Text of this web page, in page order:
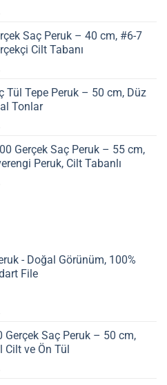
Saç Peruk – 40 cm, #6-7
Cilt Tabanı
Tül Tepe Peruk – 50 cm, Düz
Tonlar
Gerçek Saç Peruk – 55 cm,
Peruk, Cilt Tabanlı
- Doğal Görünüm, 100%
File
Gerçek Saç Peruk – 50 cm,
Cilt ve Ön Tül